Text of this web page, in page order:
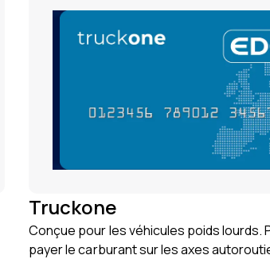
Truckone
Conçue pour les véhicules poids lourds.
payer le carburant sur les axes